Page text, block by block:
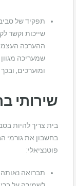
תפקיד של
שייכות וקשר
ההערכה
שמעריכה מגוון
ומוערכים,
שירותי
בית צריך להיות
בחשבון את גורמי
פוטנציאלי:
תברואה נאותה